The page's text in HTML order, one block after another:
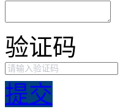
验证码
提交